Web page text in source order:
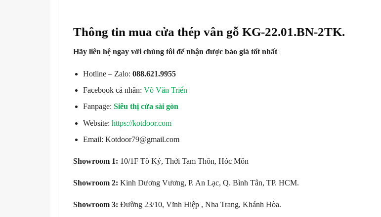
Thông tin mua cửa thép vân gỗ KG-22.01.BN-2TK.
Hãy liên hệ ngay với chúng tôi để nhận được báo giá tốt nhất
Hotline – Zalo:088.621.9955
Facebook cá nhân:Võ Văn Triển
Fanpage: Siêu thị cửa sài gòn
Website:https://kotdoor.com
Email: Kotdoor79@gmail.com
Showroom 1: 10/1F Tô Ký, Thới Tam Thôn, Hóc Môn
Showroom 2: Kinh Dương Vương, P. An Lạc, Q. Bình Tân, TP. HCM.
Showroom 3: Đường 23/10, Vĩnh Hiệp , Nha Trang, Khánh Hòa.